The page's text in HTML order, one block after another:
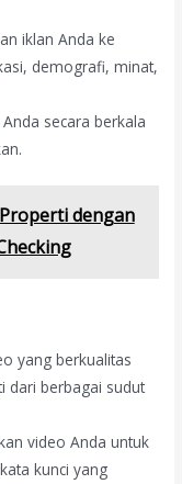
iklan Anda ke
demografi, minat,
secara berkala
dengan
yang berkualitas
dari berbagai sudut
video Anda untuk
kunci yang